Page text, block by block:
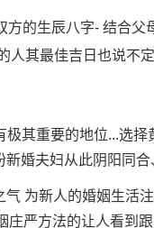
的生辰八字- 结合父
人其最佳吉日也说不定
其重要的地位...选
婚夫妇从此阴阳同合
为新人的婚姻生活
严方法的让人看到跟